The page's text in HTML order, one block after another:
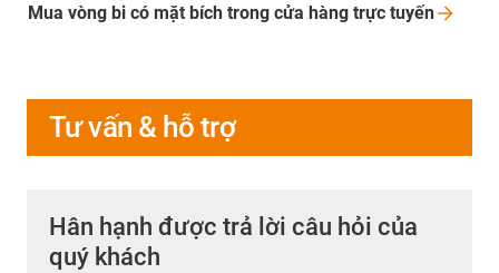
Mua vòng bi có mặt bích trong cửa hàng trực tuyến
Tư vấn & hỗ trợ
Hân hạnh được trả lời câu hỏi của
quý khách